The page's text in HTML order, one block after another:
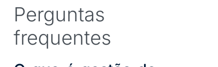
Perguntas
frequentes